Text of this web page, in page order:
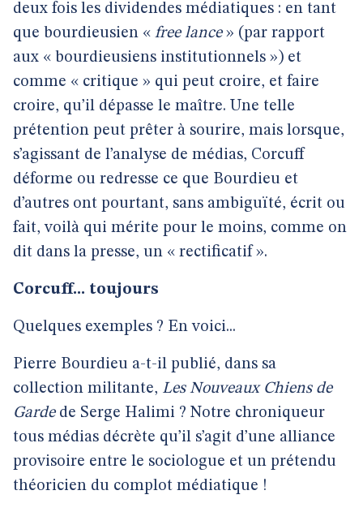
deux fois les dividendes médiatiques : en tant
que bourdieusien « free lance» (par rapport
aux « bourdieusiens institutionnels ») et
comme « critique » qui peut croire, et faire
croire, qu’il dépasse le maître. Une telle
prétention peut prêter à sourire, mais lorsque,
s’agissant de l’analyse de médias, Corcuff
déforme ou redresse ce que Bourdieu et
d’autres ont pourtant, sans ambiguïté, écrit ou
fait, voilà qui mérite pour le moins, comme on
dit dans la presse, un « rectificatif ».
Corcuff... toujours
Quelques exemples ? En voici...
Pierre Bourdieu a-t-il publié, dans sa
collection militante, Les Nouveaux Chiens de
Gardede Serge Halimi ? Notre chroniqueur
tous médias décrète qu’il s’agit d’une alliance
provisoire entre le sociologue et un prétendu
théoricien du complot médiatique !